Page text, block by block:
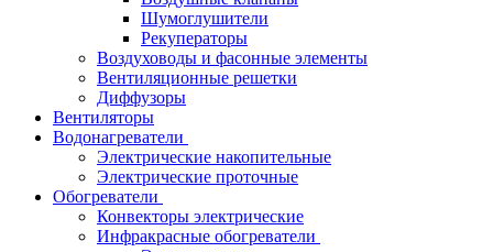
Шумоглушители
Рекуператоры
Воздуховоды и фасонные элементы
Вентиляционные решетки
Диффузоры
Вентиляторы
Водонагреватели
Электрические накопительные
Электрические проточные
Обогреватели
Конвекторы электрические
Инфракрасные обогреватели